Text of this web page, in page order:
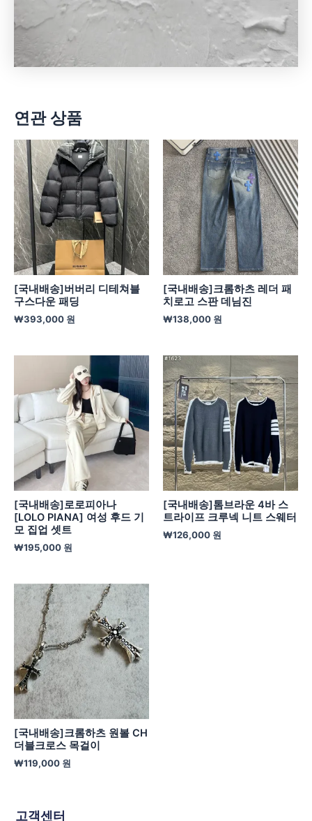
연관 상품
[국내배송]버버리 디테쳐블
구스다운 패딩
₩393,000 원
[국내배송]크롬하츠 레더 패
치로고 스판 데님진
₩138,000 원
[국내배송]로로피아나
[LOLO PIANA] 여성 후드 기
모 집업 셋트
₩195,000 원
[국내배송]톰브라운 4바 스
트라이프 크루넥 니트 스웨터
₩126,000 원
[국내배송]크롬하츠 원볼 CH
더블크로스 목걸이
₩119,000 원
고객센터